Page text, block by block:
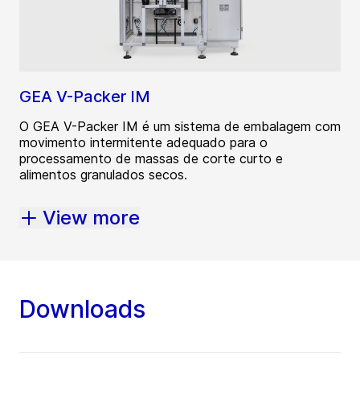
GEA V-Packer IM
O GEA V-Packer IM é um sistema de embalagem com
movimento intermitente adequado para o
processamento de massas de corte curto e
alimentos granulados secos.
View more
Downloads